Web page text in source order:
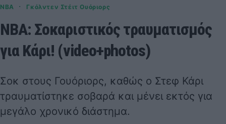
NBA · Γκόλντεν Στέιτ Ουόριορς
NBA: Σοκαριστικός τραυματισμός
για Κάρι! (video+photos)
Σοκ στους Γουόριορς, καθώς ο Στεφ Κάρι
τραυματίστηκε σοβαρά και μένει εκτός για
μεγάλο χρονικό διάστημα.